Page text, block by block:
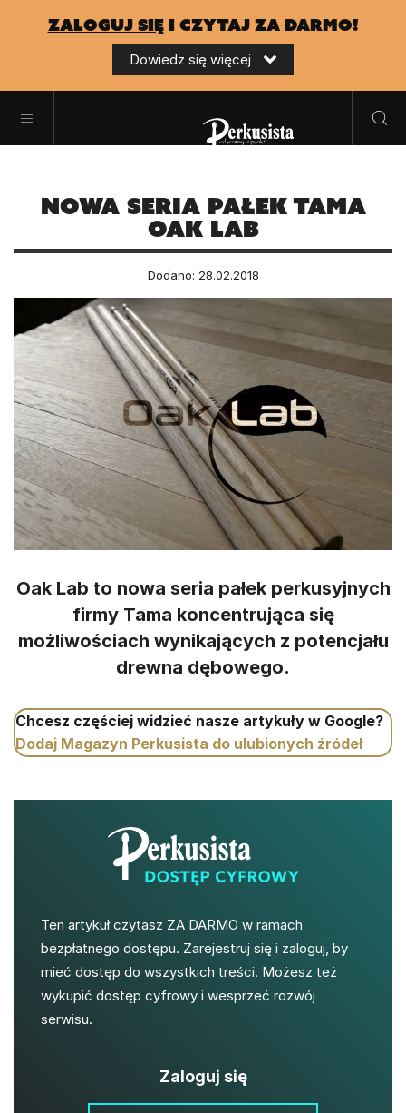
zaloguj sięi czytaj za darmo!
Dowiedz się więcej
Nowa seria pałek Tama
Oak Lab
Dodano: 28.02.2018
Oak Lab to nowa seria pałek perkusyjnych
firmy Tama koncentrująca się
możliwościach wynikających z potencjału
drewna dębowego.
Chcesz częściej widzieć nasze artykuły w Google?
Dodaj Magazyn Perkusista do ulubionych źródeł
Ten artykuł czytasz ZA DARMO w ramach
bezpłatnego dostępu. Zarejestruj się i zaloguj, by
mieć dostęp do wszystkich treści. Możesz też
wykupić dostęp cyfrowy i wesprzeć rozwój
serwisu.
Zaloguj się